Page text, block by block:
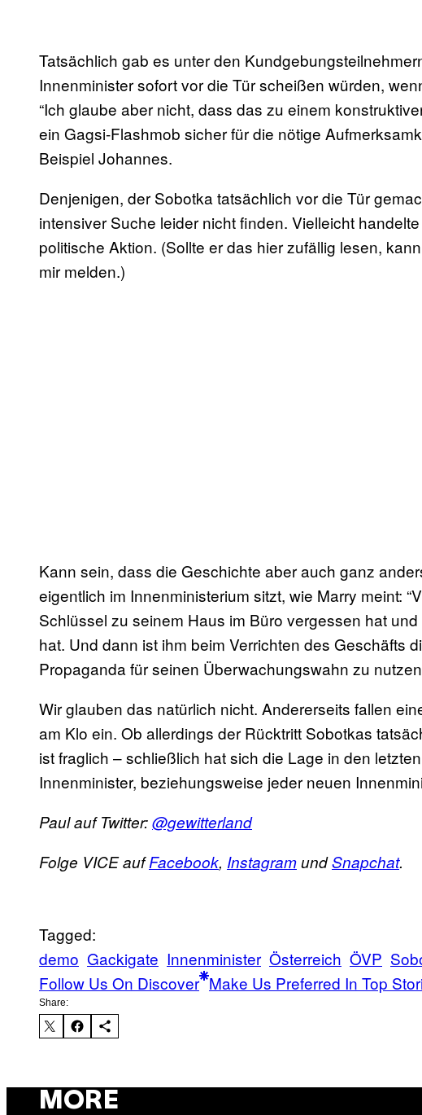
Tatsächlich gab es unter den
Innenminister sofort vor die Tür scheißen würden,
“Ich glaube aber nicht, dass das zu einem
ein Gagsi-Flashmob sicher für die nötige
Beispiel Johannes.
Denjenigen, der Sobotka tatsächlich vor die Tür
intensiver Suche leider nicht finden. Vielleicht
politische Aktion. (Sollte er das hier zufällig lesen,
mir melden.)
Kann sein, dass die Geschichte aber auch ganz
eigentlich im Innenministerium sitzt, wie Marry meint:
Schlüssel zu seinem Haus im Büro vergessen hat
hat. Und dann ist ihm beim Verrichten des Geschäfts
Propaganda für seinen Überwachungswahn zu
Wir glauben das natürlich nicht. Andererseits fallen
am Klo ein. Ob allerdings der Rücktritt Sobotkas
ist fraglich – schließlich hat sich die Lage in den
Innenminister, beziehungsweise jeder neuen
Paul auf Twitter:@gewitterland
Folge VICE aufFacebook, InstagramundSnapchat.
Tagged:
demo Gackigate Innenminister Österreich ÖVP
Follow Us On Discover Make Us Preferred In Top
Share:
MORE